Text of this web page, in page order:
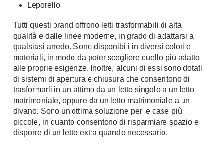
Leporello
Tutti questi brand offrono letti trasformabili di alta
qualità e dalle linee moderne, in grado di adattarsi a
qualsiasi arredo. Sono disponibili in diversi colori e
materiali, in modo da poter scegliere quello più adatto
alle proprie esigenze. Inoltre, alcuni di essi sono dotati
di sistemi di apertura e chiusura che consentono di
trasformarli in un attimo da un letto singolo a un letto
matrimoniale, oppure da un letto matrimoniale a un
divano. Sono un'ottima soluzione per le case più
piccole, in quanto consentono di risparmiare spazio e
disporre di un letto extra quando necessario.